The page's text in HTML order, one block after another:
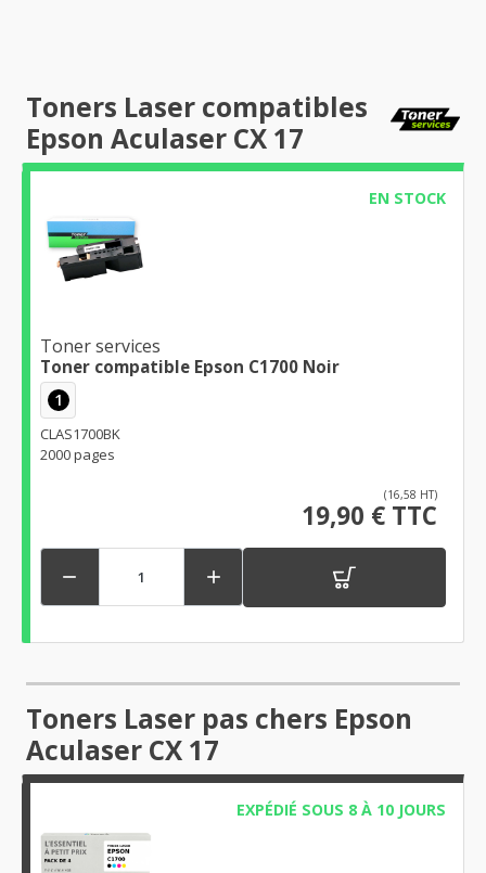
Toners Laser compatibles
Epson Aculaser CX 17
EN STOCK
Toner services
Toner compatible Epson C1700 Noir
1
CLAS1700BK
2000 pages
(16,58 HT)
19,90 € TTC
 
Toners Laser pas chers Epson
Aculaser CX 17
EXPÉDIÉ SOUS 8 À 10 JOURS